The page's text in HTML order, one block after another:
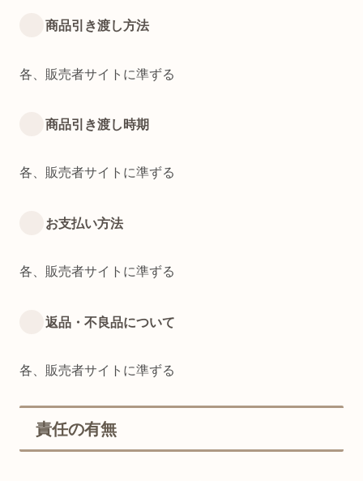
商品引き渡し方法
各、販売者サイトに準ずる
商品引き渡し時期
各、販売者サイトに準ずる
お支払い方法
各、販売者サイトに準ずる
返品・不良品について
各、販売者サイトに準ずる
責任の有無